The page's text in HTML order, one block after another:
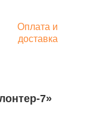
Оплата и
доставка
7»